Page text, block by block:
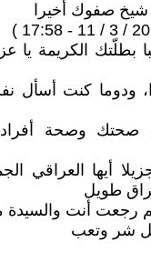
بطلّتك الكريمة يا
ودوما كنت أسأل
صحتك وصحة أفراد
أيها العراقي
طويل
رجعت أنت والسيدة
شر وتعب